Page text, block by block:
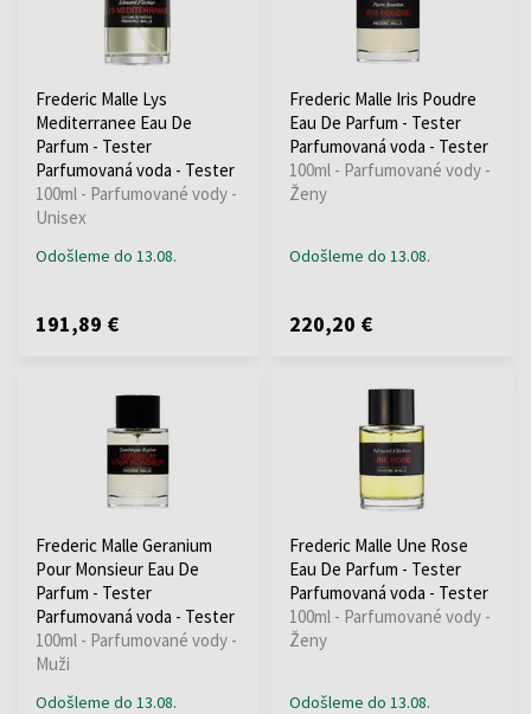
Frederic Malle Lys
Mediterranee Eau De
Parfum - Tester
Parfumovaná voda - Tester
100ml - Parfumované vody -
Unisex
Odošleme do 13.08.
191,89 €
Frederic Malle Iris Poudre
Eau De Parfum - Tester
Parfumovaná voda - Tester
100ml - Parfumované vody -
Ženy
Odošleme do 13.08.
220,20 €
Frederic Malle Geranium
Pour Monsieur Eau De
Parfum - Tester
Parfumovaná voda - Tester
100ml - Parfumované vody -
Muži
Odošleme do 13.08.
Frederic Malle Une Rose
Eau De Parfum - Tester
Parfumovaná voda - Tester
100ml - Parfumované vody -
Ženy
Odošleme do 13.08.